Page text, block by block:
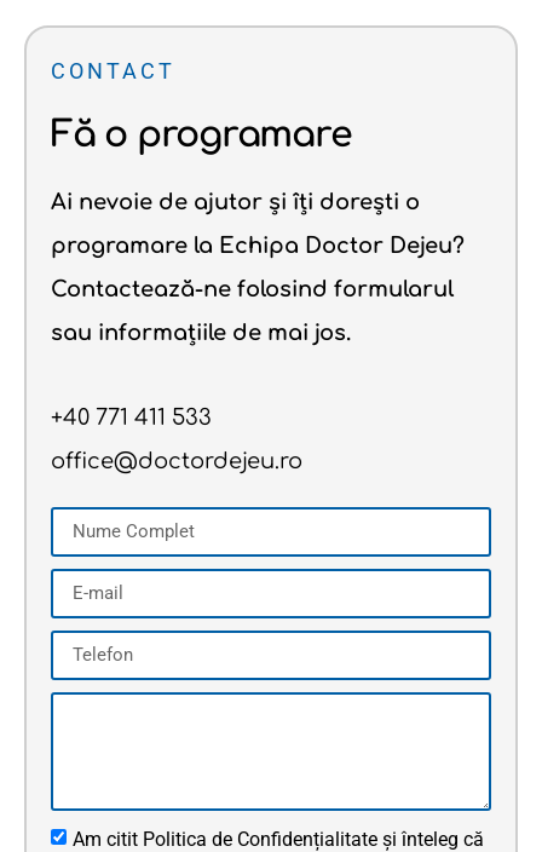
CONTACT
Fă o programare
Ai nevoie de ajutor și îți dorești o
programare la Echipa Doctor Dejeu?
Contactează-ne folosind formularul
sau informațiile de mai jos.
+40 771 411 533
office@doctordejeu.ro
Am citit Politica de Confidențialitate și înteleg că